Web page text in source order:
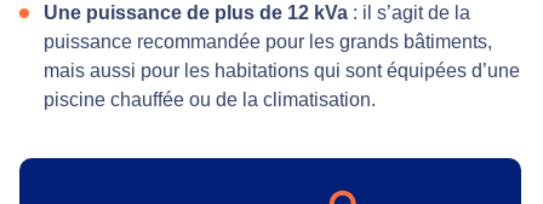
Une puissance de plus de 12 kVa : il s’agit de la
puissance recommandée pour les grands bâtiments,
mais aussi pour les habitations qui sont équipées d’une
piscine chauffée ou de la climatisation.